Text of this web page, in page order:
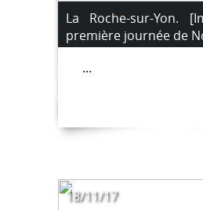
La Roche-sur-Yon.
première journée de
...
18/11/17